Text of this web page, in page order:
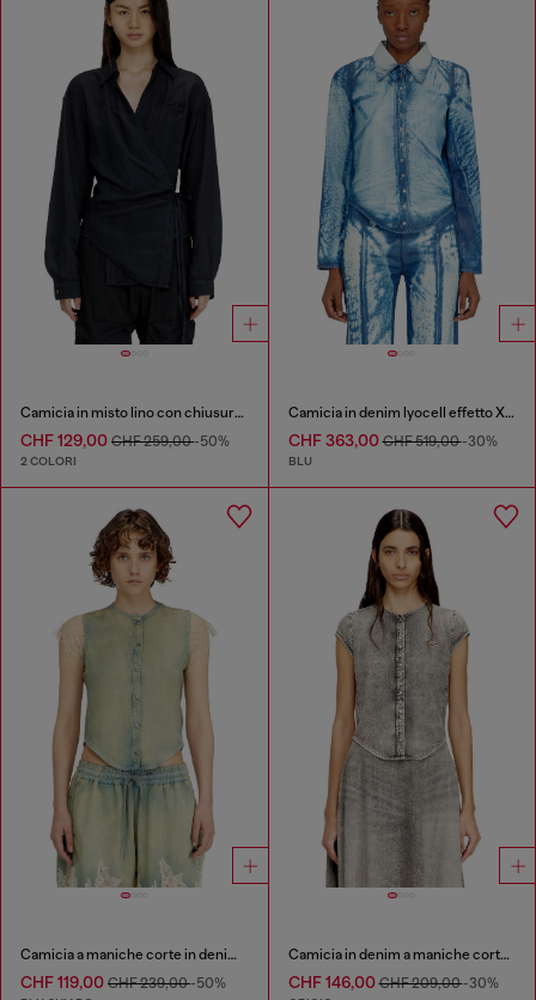
Camicia in misto lino con chiusura a portafoglio
CHF 129,00 CHF 259,00-50%
2 COLORI
Camicia in denim lyocell effetto X-Ray
CHF 363,00CHF 519,00-30%
BLU
Camicia a maniche corte in denim e pizzo
CHF 119,00 CHF 239,00-50%
Camicia in denim a maniche corte con righe sportive
CHF 146,00CHF 209,00-30%